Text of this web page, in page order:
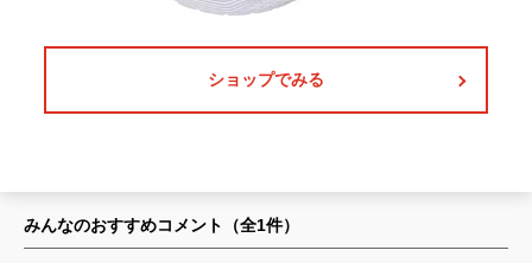
ショップでみる
みんなのおすすめコメント（全1件）